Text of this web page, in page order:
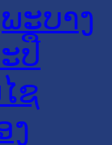
ະບາງ
ປື
ຊ
ງ